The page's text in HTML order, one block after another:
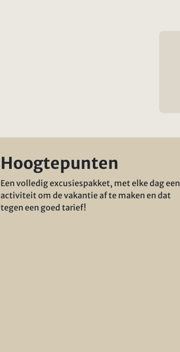
Hoogtepunten
Een volledig excusiespakket, met elke dag een
activiteit om de vakantie af te maken en dat
tegen een goed tarief!